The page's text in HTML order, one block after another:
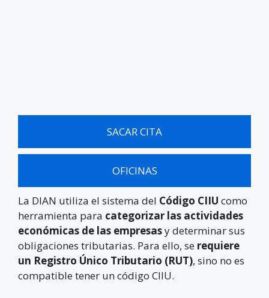
SACAR CITA
OFICINAS
La DIAN utiliza el sistema del Código CIIU como
herramienta para categorizar las actividades
económicas de las empresasy determinar sus
obligaciones tributarias. Para ello, se requiere
un Registro Único Tributario (RUT), sino no es
compatible tener un código CIIU.